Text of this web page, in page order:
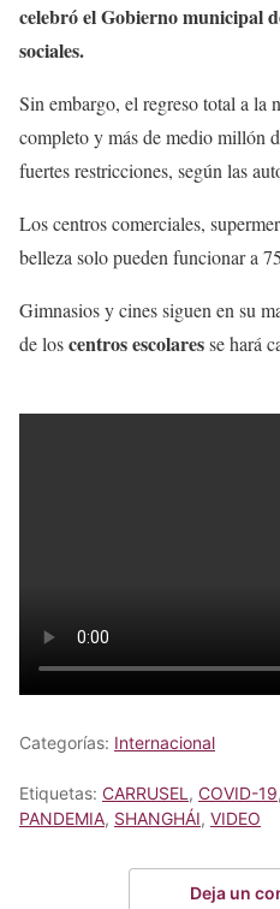
celebró el Gobierno municipal
sociales.
Sin embargo, el regreso total a la
completo y más de medio millón
fuertes restricciones, según las
Los centros comerciales,
belleza solo pueden funcionar a
Gimnasios y cines siguen en su
de loscentros escolaresse hará
Categorías: Internacional
Etiquetas: CARRUSEL , COVID-19,
PANDEMIA, SHANGHÁI, VIDEO
Deja un